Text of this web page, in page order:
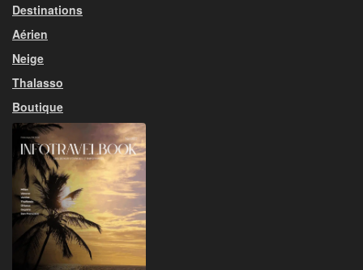
Destinations
Aérien
Neige
Thalasso
Boutique